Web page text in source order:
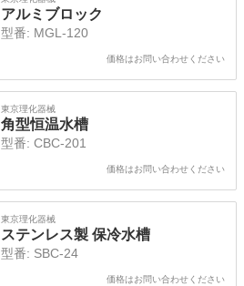
アルミブロック
型番: MGL-120
価格はお問い合わせください
東京理化器械
角型恒温水槽
型番: CBC-201
価格はお問い合わせください
東京理化器械
ステンレス製 保冷水槽
型番: SBC-24
価格はお問い合わせください